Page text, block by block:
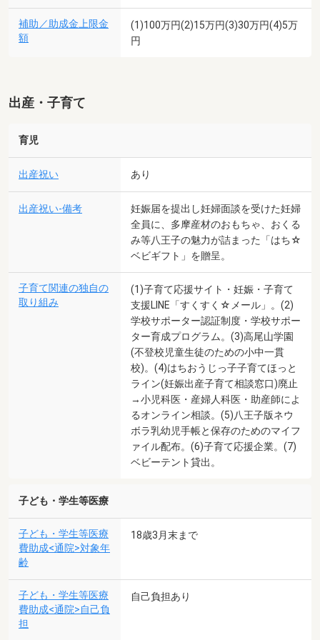
補助／助成金上限金
額
(1)100万円(2)15万円(3)30万円(4)5万
円
出産・子育て
育児
出産祝い あり
出産祝い-備考
妊娠届を提出し妊婦面談を受けた妊婦
全員に、多摩産材のおもちゃ、おくる
み等八王子の魅力が詰まった「はち☆
ベビギフト」を贈呈。
子育て関連の独自の
取り組み
(1)子育て応援サイト・妊娠・子育て
支援LINE「すくすく☆メール」。(2)
学校サポーター認証制度・学校サポー
ター育成プログラム。(3)高尾山学園
(不登校児童生徒のための小中一貫
校)。(4)はちおうじっ子子育てほっと
ライン(妊娠出産子育て相談窓口)廃止
→小児科医・産婦人科医・助産師によ
るオンライン相談。(5)八王子版ネウ
ボラ乳幼児手帳と保存のためのマイフ
ァイル配布。(6)子育て応援企業。(7)
ベビーテント貸出。
子ども・学生等医療
子ども・学生等医療
費助成<通院>対象年
齢
18歳3月末まで
子ども・学生等医療
費助成<通院>自己負
担
自己負担あり